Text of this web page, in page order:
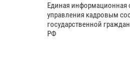
Единая информационная
управления кадровым
государственной
РФ